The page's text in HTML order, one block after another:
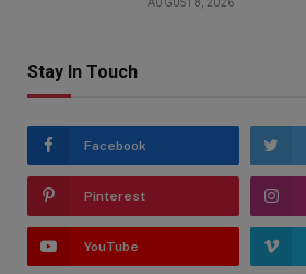
AUGUST 8, 2026
Stay In Touch
Facebook
Pinterest
YouTube